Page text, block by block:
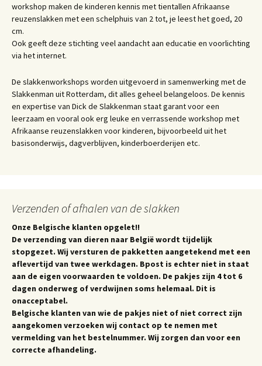
workshop maken de kinderen kennis met tientallen Afrikaanse
reuzenslakken met een schelphuis van 2 tot, je leest het goed, 20
cm.
Ook geeft deze stichting veel aandacht aan educatie en voorlichting
via het internet.
De slakkenworkshops worden uitgevoerd in samenwerking met de
Slakkenman uit Rotterdam, dit alles geheel belangeloos. De kennis
en expertise van Dick de Slakkenman staat garant voor een
leerzaam en vooral ook erg leuke en verrassende workshop met
Afrikaanse reuzenslakken voor kinderen, bijvoorbeeld uit het
basisonderwijs, dagverblijven, kinderboerderijen etc.
Verzenden of afhalen van de slakken
Onze Belgische klanten opgelet!!
De verzending van dieren naar België wordt tijdelijk
stopgezet. Wij versturen de pakketten aangetekend met een
aflevertijd van twee werkdagen. Bpost is echter niet in staat
aan de eigen voorwaarden te voldoen. De pakjes zijn 4 tot 6
dagen onderweg of verdwijnen soms helemaal. Dit is
onacceptabel.
Belgische klanten van wie de pakjes niet of niet correct zijn
aangekomen verzoeken wij contact op te nemen met
vermelding van het bestelnummer. Wij zorgen dan voor een
correcte afhandeling.